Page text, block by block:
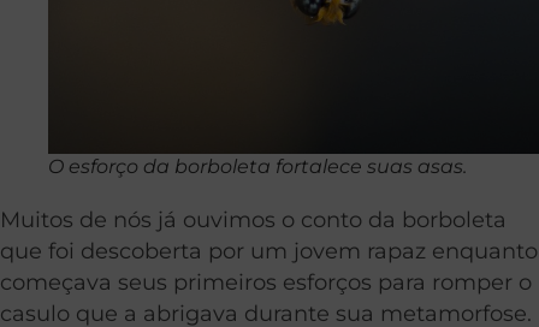
O esforço da borboleta fortalece suas asas.
Muitos de nós já ouvimos o conto da borboleta
que foi descoberta por um jovem rapaz enquanto
começava seus primeiros esforços para romper o
casulo que a abrigava durante sua metamorfose.